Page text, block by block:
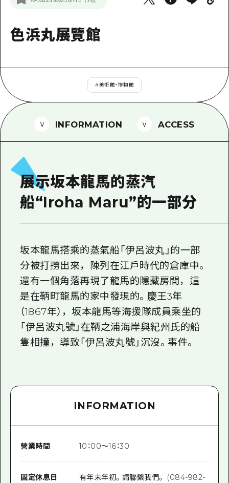
標準
治癒
短途旅行
一日遊
1晚2天
2晚3天
東山口
愛媛
島根
超值遊覽門票
廣島免費 Wi-Fi
常見問題
照片下載
色浜丸展覽館
#美術館・博物館
INFORMATION ACCESS
展示坂本龍馬的蒸汽
船“Iroha Maru”的一部分
坂本龍馬搭乘的蒸氣船「伊呂波丸」的一部
分被打撈出來，陳列在江戶時代的倉庫中。
還有一個角落再現了龍馬的隱藏房間，這
是在鞆町龍馬的家中發現的。慶王3年
（1867年），坂本龍馬等海援隊成員乘坐的
「伊呂波丸號」在鞆之浦海岸與紀州氏的船
隻相撞，導致「伊呂波丸號」沉沒。事件。
INFORMATION
營業時間 10：00～16：30
固定休息日
有年末年初。請聯繫我們。 (084-982-